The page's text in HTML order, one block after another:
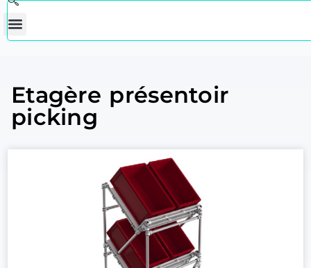
Etagère présentoir
picking